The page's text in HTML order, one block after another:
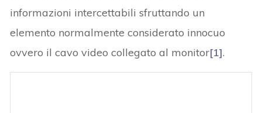
informazioni intercettabili sfruttando un
elemento normalmente considerato innocuo
ovvero il cavo video collegato al monitor[1].